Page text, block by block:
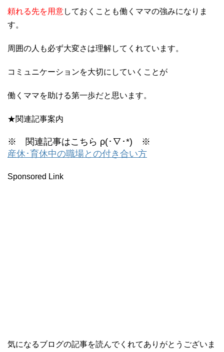
頼れる先を用意しておくことも働くママの強みになりま
す。
周囲の人も必ず大変さは理解してくれています。
コミュニケーションを大切にしていくことが
働くママを助ける第一歩だと思います。
★関連記事案内
※ 関連記事はこちら ρ(･∇･*) ※
産休･育休中の職場との付き合い方
Sponsored Link
気になるブログの記事を読んでくれてありがとうございま